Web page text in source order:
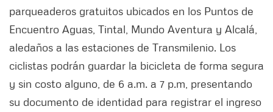
parqueaderos gratuitos ubicados en los Puntos de
Encuentro Aguas, Tintal, Mundo Aventura y Alcalá,
aledaños a las estaciones de Transmilenio. Los
ciclistas podrán guardar la bicicleta de forma segura
y sin costo alguno, de 6 a.m. a 7 p.m, presentando
su documento de identidad para registrar el ingreso